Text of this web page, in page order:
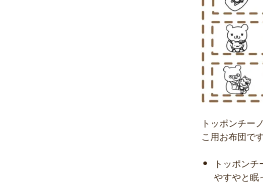
トッポンチー
こ用お布団です
トッポン
やすやと眠